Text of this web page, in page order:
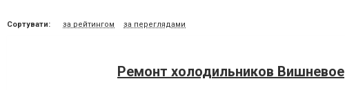
Сортувати: за рейтингом за переглядами
Ремонт холодильников Вишневое